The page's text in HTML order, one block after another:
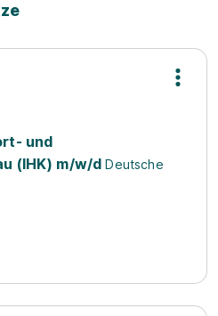
und
(IHK) m/w/d Deutsche